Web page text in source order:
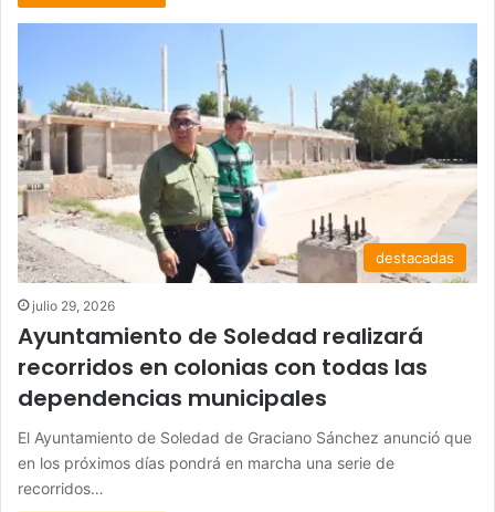
destacadas
julio 29, 2026
Ayuntamiento de Soledad realizará
recorridos en colonias con todas las
dependencias municipales
El Ayuntamiento de Soledad de Graciano Sánchez anunció que
en los próximos días pondrá en marcha una serie de
recorridos…